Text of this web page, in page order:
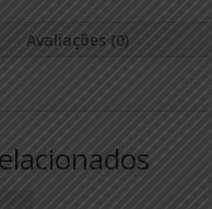
Avaliações (0)